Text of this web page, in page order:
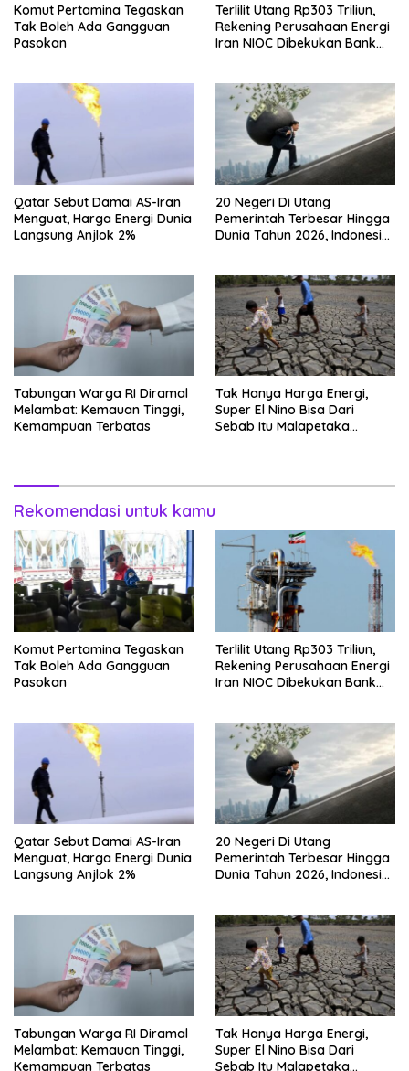
Komut Pertamina Tegaskan
Tak Boleh Ada Gangguan
Pasokan
Terlilit Utang Rp303 Triliun,
Rekening Perusahaan Energi
Iran NIOC Dibekukan Bank
Qatar Sebut Damai AS-Iran
Menguat, Harga Energi Dunia
Langsung Anjlok 2%
20 Negeri Di Utang
Pemerintah Terbesar Hingga
Dunia Tahun 2026, Indonesia
Tabungan Warga RI Diramal
Melambat: Kemauan Tinggi,
Kemampuan Terbatas
Tak Hanya Harga Energi,
Super El Nino Bisa Dari
Sebab Itu Malapetaka
Rekomendasi untuk kamu
Komut Pertamina Tegaskan
Tak Boleh Ada Gangguan
Pasokan
Terlilit Utang Rp303 Triliun,
Rekening Perusahaan Energi
Iran NIOC Dibekukan Bank
Qatar Sebut Damai AS-Iran
Menguat, Harga Energi Dunia
Langsung Anjlok 2%
20 Negeri Di Utang
Pemerintah Terbesar Hingga
Dunia Tahun 2026, Indonesia
Tabungan Warga RI Diramal
Melambat: Kemauan Tinggi,
Kemampuan Terbatas
Tak Hanya Harga Energi,
Super El Nino Bisa Dari
Sebab Itu Malapetaka